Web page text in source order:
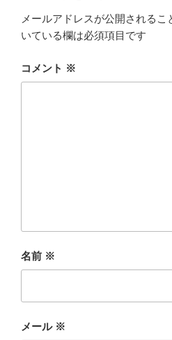
メールアドレスが公開されるこ
いている欄は必須項目です
コメント ※
名前 ※
メール ※